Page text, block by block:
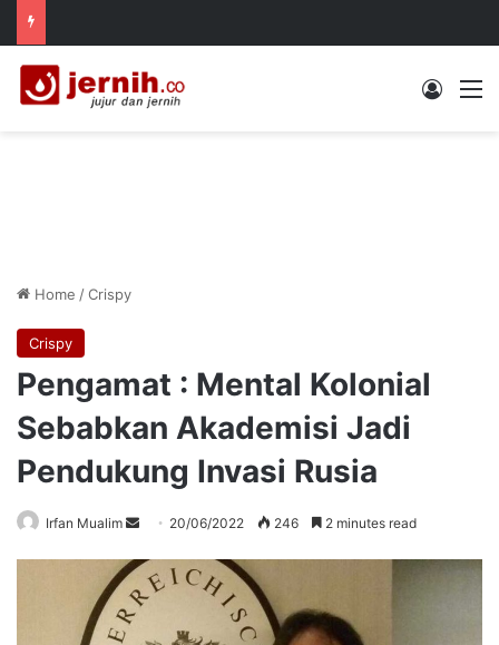
Log In
Home /Crispy
Crispy
Pengamat : Mental Kolonial
Sebabkan Akademisi Jadi
Pendukung Invasi Rusia
Irfan Mualim
Send
email
20/06/2022 246 2 minutes read